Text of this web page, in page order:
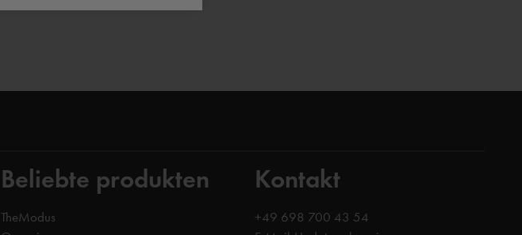
Beliebte produkten
TheModus
Kontakt
+49 698 700 43 54